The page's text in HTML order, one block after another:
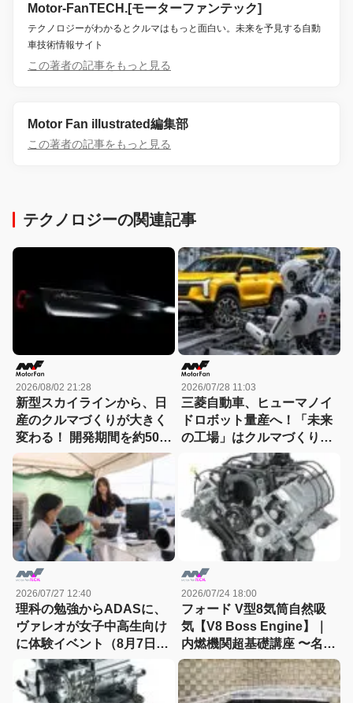
Motor-FanTECH.[モーターファンテック]
テクノロジーがわかるとクルマはもっと面白い。未来を予見する自動
車技術情報サイト
この著者の記事をもっと見る
Motor Fan illustrated編集部
この著者の記事をもっと見る
テクノロジーの関連記事
2026/08/02 21:28
新型スカイラインから、日
産のクルマづくりが大きく
変わる！ 開発期間を約50か
月から30か月へと大幅短縮
2026/07/28 11:03
三菱自動車、ヒューマノイ
ドロボット量産へ！「未来
の工場」はクルマづくりを
どう変えるのか
2026/07/27 12:40
理科の勉強からADASに、
ヴァレオが女子中高生向け
に体験イベント（8月7日締
切）
2026/07/24 18:00
フォード V型8気筒自然吸
気【V8 Boss Engine】｜
内燃機関超基礎講座 〜名作
エンジン図鑑